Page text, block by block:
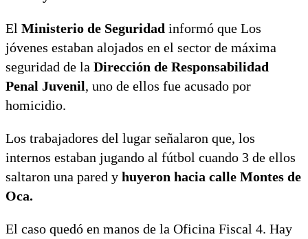
El Ministerio de Seguridad informó que Los
jóvenes estaban alojados en el sector de máxima
seguridad de la Dirección de Responsabilidad
Penal Juvenil, uno de ellos fue acusado por
homicidio.
Los trabajadores del lugar señalaron que, los
internos estaban jugando al fútbol cuando 3 de ellos
saltaron una pared y huyeron hacia calle Montes de
Oca.
El caso quedó en manos de la Oficina Fiscal 4. Hay